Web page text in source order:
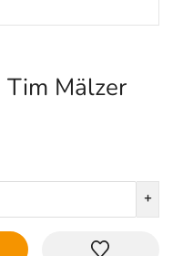
Mälzer
+